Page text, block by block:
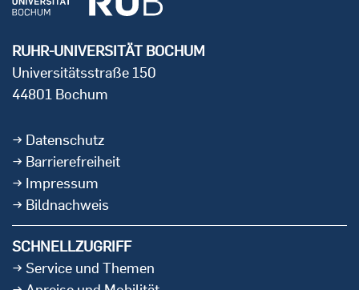
RUHR-UNIVERSITÄT BOCHUM
Universitätsstraße 150
44801 Bochum
Datenschutz
Barrierefreiheit
Impressum
Bildnachweis
SCHNELLZUGRIFF
Service und Themen